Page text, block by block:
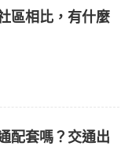
區相比，有什麼
配套嗎？交通出